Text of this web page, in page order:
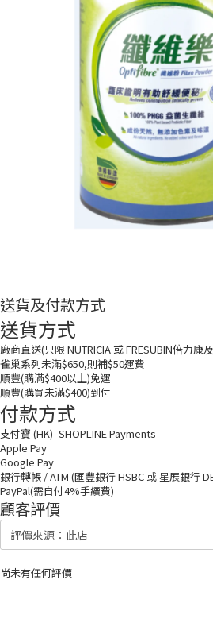
送貨及付款方式
送貨方式
廠商直送(只限 NUTRICIA 或 FRESUBIN倍力康
雀巢系列未滿$650,則補$50運費
順豐(購滿$400以上)免運
順豐(購買未滿$400)到付
付款方式
支付寶 (HK)_SHOPLINE Payments
Apple Pay
Google Pay
銀行轉帳 / ATM (匯豐銀行 HSBC 或 星展銀行
PayPal(需自付4%手續費)
顧客評價
尚未有任何評價